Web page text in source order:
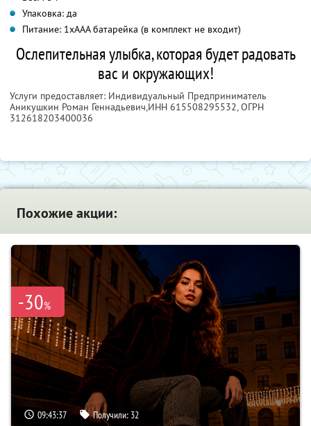
Упаковка: да
Питание: 1хААА батарейка (в комплект не входит)
Ослепительная улыбка, которая будет радовать
вас и окружающих!
Услуги предоставляет: Индивидуальный Предприниматель
Аникушкин Роман Геннадьевич,ИНН 615508295532, ОГРН
312618203400036
Похожие акции:
-30%
09:43:36 Получили: 32